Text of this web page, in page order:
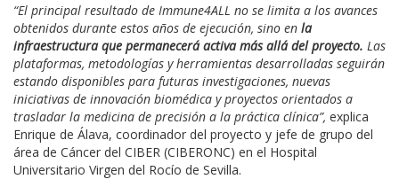
“El principal resultado de Immune4ALL no se limita a los avances
obtenidos durante estos años de ejecución, sino en la
infraestructura que permanecerá activa más allá del proyecto. Las
plataformas, metodologías y herramientas desarrolladas seguirán
estando disponibles para futuras investigaciones, nuevas
iniciativas de innovación biomédica y proyectos orientados a
trasladar la medicina de precisión a la práctica clínica”, explica
Enrique de Álava, coordinador del proyecto y jefe de grupo del
área de Cáncer del CIBER (CIBERONC) en el Hospital
Universitario Virgen del Rocío de Sevilla.